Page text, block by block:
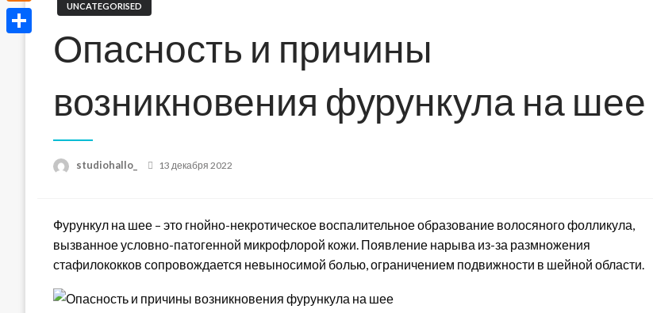
UNCATEGORISED
Опасность и причины
возникновения фурункула на шее
studiohallo_
Posted
13 декабря 2022
Фурункул на шее – это гнойно-некротическое воспалительное образование волосяного фолликула,
вызванное условно-патогенной микрофлорой кожи. Появление нарыва из-за размножения
стафилококков сопровождается невыносимой болью, ограничением подвижности в шейной области.
Odnoklassniki
Отправить